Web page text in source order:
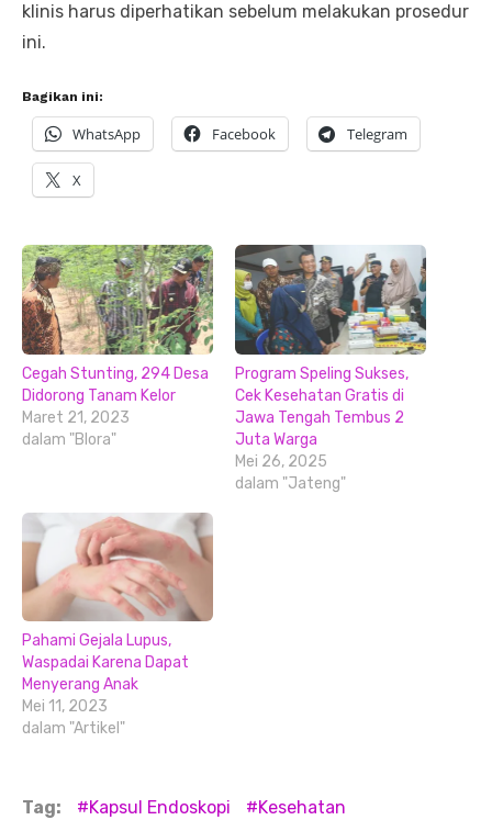
klinis harus diperhatikan sebelum melakukan prosedur
ini.
Bagikan ini:
WhatsApp Facebook Telegram
X
Cegah Stunting, 294 Desa
Didorong Tanam Kelor
Maret 21, 2023
dalam "Blora"
Program Speling Sukses,
Cek Kesehatan Gratis di
Jawa Tengah Tembus 2
Juta Warga
Mei 26, 2025
dalam "Jateng"
Pahami Gejala Lupus,
Waspadai Karena Dapat
Menyerang Anak
Mei 11, 2023
dalam "Artikel"
Tag: Kapsul Endoskopi Kesehatan